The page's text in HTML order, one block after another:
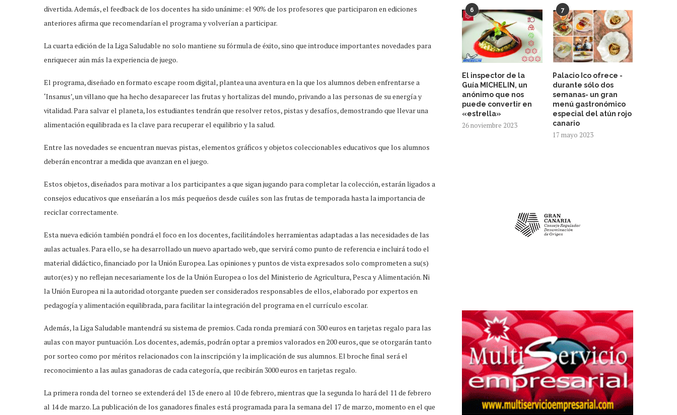
divertida. Además, el feedback de los docentes ha sido unánime: el 90% de los profesores que participaron en ediciones
anteriores afirma que recomendarían el programa y volverían a participar.
La cuarta edición de la Liga Saludable no solo mantiene su fórmula de éxito, sino que introduce importantes novedades para
enriquecer aún más la experiencia de juego.
El programa, diseñado en formato escape room digital, plantea una aventura en la que los alumnos deben enfrentarse a
‘Insanus’, un villano que ha hecho desaparecer las frutas y hortalizas del mundo, privando a las personas de su energía y
vitalidad. Para salvar el planeta, los estudiantes tendrán que resolver retos, pistas y desafíos, demostrando que llevar una
alimentación equilibrada es la clave para recuperar el equilibrio y la salud.
Entre las novedades se encuentran nuevas pistas, elementos gráficos y objetos coleccionables educativos que los alumnos
deberán encontrar a medida que avanzan en el juego.
Estos objetos, diseñados para motivar a los participantes a que sigan jugando para completar la colección, estarán ligados a
consejos educativos que enseñarán a los más pequeños desde cuáles son las frutas de temporada hasta la importancia de
reciclar correctamente.
Esta nueva edición también pondrá el foco en los docentes, facilitándoles herramientas adaptadas a las necesidades de las
aulas actuales. Para ello, se ha desarrollado un nuevo apartado web, que servirá como punto de referencia e incluirá todo el
material didáctico, financiado por la Unión Europea. Las opiniones y puntos de vista expresados solo comprometen a su(s)
autor(es) y no reflejan necesariamente los de la Unión Europea o los del Ministerio de Agricultura, Pesca y Alimentación. Ni
la Unión Europea ni la autoridad otorgante pueden ser considerados responsables de ellos, elaborado por expertos en
pedagogía y alimentación equilibrada, para facilitar la integración del programa en el currículo escolar.
Además, la Liga Saludable mantendrá su sistema de premios. Cada ronda premiará con 300 euros en tarjetas regalo para las
aulas con mayor puntuación. Los docentes, además, podrán optar a premios valorados en 200 euros, que se otorgarán tanto
por sorteo como por méritos relacionados con la inscripción y la implicación de sus alumnos. El broche final será el
reconocimiento a las aulas ganadoras de cada categoría, que recibirán 3000 euros en tarjetas regalo.
La primera ronda del torneo se extenderá del 13 de enero al 10 de febrero, mientras que la segunda lo hará del 11 de febrero
al 14 de marzo. La publicación de los ganadores finales está programada para la semana del 17 de marzo, momento en el que
6
El inspector de la
Guía MICHELIN, un
anónimo que nos
puede convertir en
«estrella»
26 noviembre 2023
7
Palacio Ico ofrece -
durante sólo dos
semanas- un gran
menú gastronómico
especial del atún rojo
canario
17 mayo 2023